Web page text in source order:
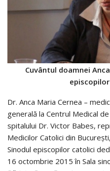
Cuvântul doamnei
Dr. Anca Maria Cernea –
generală la Centrul Medical
spitalului Dr. Victor Babes,
Medicilor Catolici din
Sinodul episcopilor catolici
16 octombrie 2015 în Sala